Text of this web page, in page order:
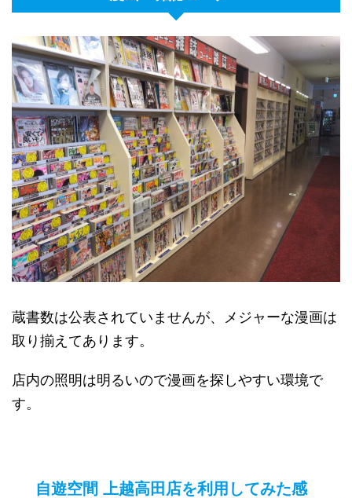
蔵書数は公表されていませんが、メジャーな漫画は
取り揃えてあります。
店内の照明は明るいので漫画を探しやすい環境で
す。
自遊空間 上越高田店を利用してみた感